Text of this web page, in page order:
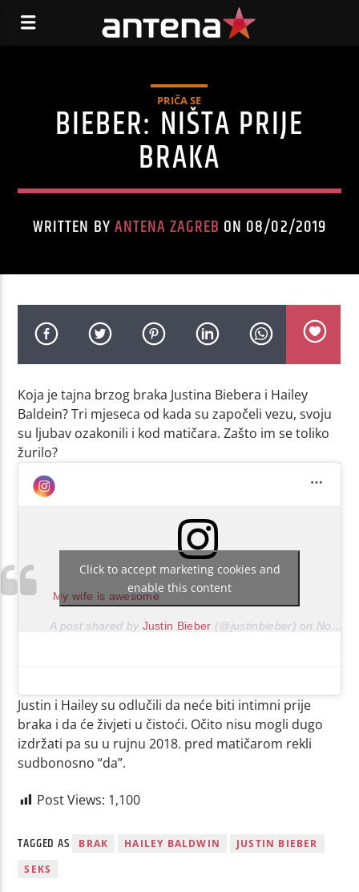
PRIČA SE
BIEBER: NIŠTA PRIJE
BRAKA
WRITTEN BYANTENA ZAGREB ON 08/02/2019
Koja je tajna brzog braka Justina Biebera i Hailey
Baldein? Tri mjeseca od kada su započeli vezu, svoju
su ljubav ozakonili i kod matičara. Zašto im se toliko
žurilo?
My wife is awesome
A post shared by Justin Bieber (@justinbieber) on Nov 15, 2018 at 9:43am PST
Click to accept marketing cookies and
enable this content
Justin i Hailey su odlučili da neće biti intimni prije
braka i da će živjeti u čistoći. Očito nisu mogli dugo
izdržati pa su u rujnu 2018. pred matičarom rekli
sudbonosno “da”.
Post Views: 1,100
TAGGED AS BRAK HAILEY BALDWIN
JUSTIN BIEBER
SEKS